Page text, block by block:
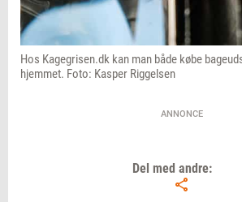
Hos Kagegrisen.dk kan man både købe
hjemmet. Foto: Kasper Riggelsen
ANNONCE
Del med andre: